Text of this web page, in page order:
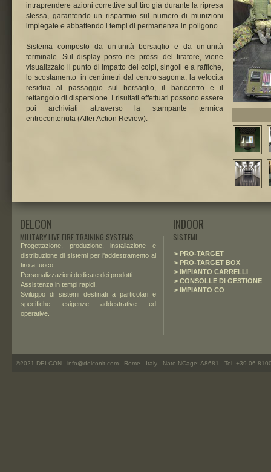
intraprendere azioni correttive sul tiro già durante la ripresa
stessa, garantendo un risparmio sul numero di munizioni
impiegate e abbattendo i tempi di permanenza in poligono.
Sistema composto da un’unità bersaglio e da un’unità
terminale. Sul display posto nei pressi del tiratore, viene
visualizzato il punto di impatto dei colpi, singoli e a raffiche,
lo scostamento in centimetri dal centro sagoma, la velocità
residua al passaggio sul bersaglio, il baricentro e il
rettangolo di dispersione. I risultati effettuati possono essere
poi archiviati attraverso la stampante termica
entrocontenuta (After Action Review).
©2021 DELCON - info@delconit.com - Rome - Italy - Nato NCage: A8681 - Tel. +39 06
Progettazione, produzione, installazione e
distribuzione di sistemi per l'addestramento al
tiro a fuoco.
Personalizzazioni dedicate dei prodotti.
Assistenza in tempi rapidi.
Sviluppo di sistemi destinati a particolari e
specifiche esigenze addestrative ed
operative.
DELCON
MILITARY LIVE FIRE TRAINING SYSTEMS
INDOOR
SISTEMI
> PRO-TARGET
> PRO-TARGET BOX
> IMPIANTO CARRELLI
> CONSOLLE DI GESTIONE
> IMPIANTO CO